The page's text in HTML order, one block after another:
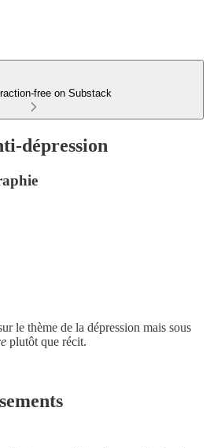
free on Substack
dépression
le thème de la dépression mais sous
plutôt que récit.